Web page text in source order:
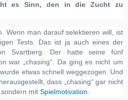
es Sinn, den in die Zucht zu
Wenn man darauf selektieren will, ist
Tests. Das ist ja auch eines der
Svartberg. Der hatte seine fünf
war „chasing“. Da ging es nicht um
etwas schnell weggezogen. Und
dass „chasing“ gar nicht
mit Spielmotivation